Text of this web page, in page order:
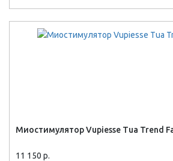
Миостимулятор Vupiesse Tua Trend
11 150 р.